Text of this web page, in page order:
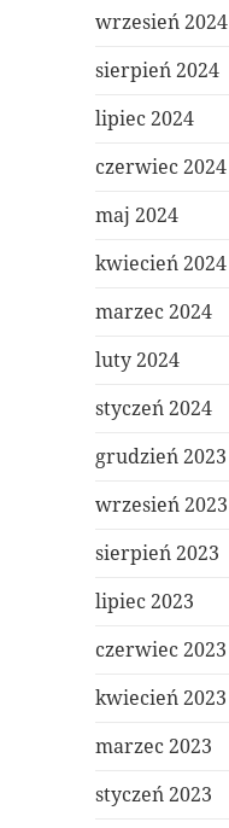
wrzesień 2024
sierpień 2024
lipiec 2024
czerwiec 2024
maj 2024
kwiecień 2024
marzec 2024
luty 2024
styczeń 2024
grudzień 2023
wrzesień 2023
sierpień 2023
lipiec 2023
czerwiec 2023
kwiecień 2023
marzec 2023
styczeń 2023